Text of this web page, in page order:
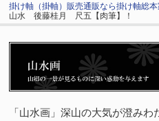
掛け軸（掛軸）販売通販なら掛け軸総本
山水 後藤桂月 尺五【肉筆】！
「山水画」深山の大気が澄み